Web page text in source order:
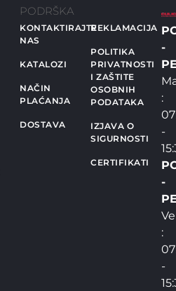
PODRŠKA
KONTAKTIRAJTE
NAS
KATALOZI
NAČIN
PLAĆANJA
DOSTAVA
REKLAMACIJA
POLITIKA
PRIVATNOSTI
I ZAŠTITE
OSOBNIH
PODATAKA
IZJAVA O
SIGURNOSTI
CERTIFIKATI
-
:
-
-
:
-